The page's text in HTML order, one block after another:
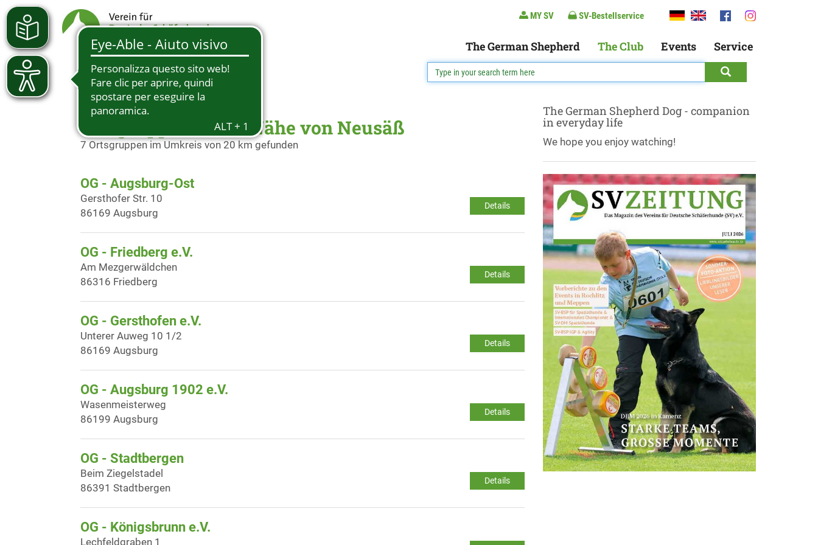
MY SV SV-Bestellservice
The German Shepherd The Club Events Service
Ortsgruppen in der Nähe von Neusäß
7 Ortsgruppen im Umkreis von 20 km gefunden
OG - Augsburg-Ost
Details
Gersthofer Str. 10
86169 Augsburg
OG - Friedberg e.V.
Details
Am Mezgerwäldchen
86316 Friedberg
OG - Gersthofen e.V.
Details
Unterer Auweg 10 1/2
86169 Augsburg
OG - Augsburg 1902 e.V.
Details
Wasenmeisterweg
86199 Augsburg
OG - Stadtbergen
Details
Beim Ziegelstadel
86391 Stadtbergen
OG - Königsbrunn e.V.
Lechfeldgraben 1
The German Shepherd Dog - companion
in everyday life
We hope you enjoy watching!